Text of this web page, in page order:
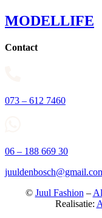
MODELLIFE
Contact
073 – 612 7460
06 – 188 669 30
© Juul Fashion –
Realisatie: